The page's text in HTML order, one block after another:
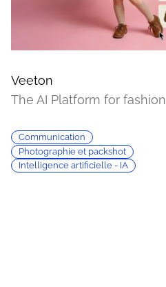
Veeton
The AI Platform for fashion
Communication
Photographie et packshot
Intelligence artificielle - IA